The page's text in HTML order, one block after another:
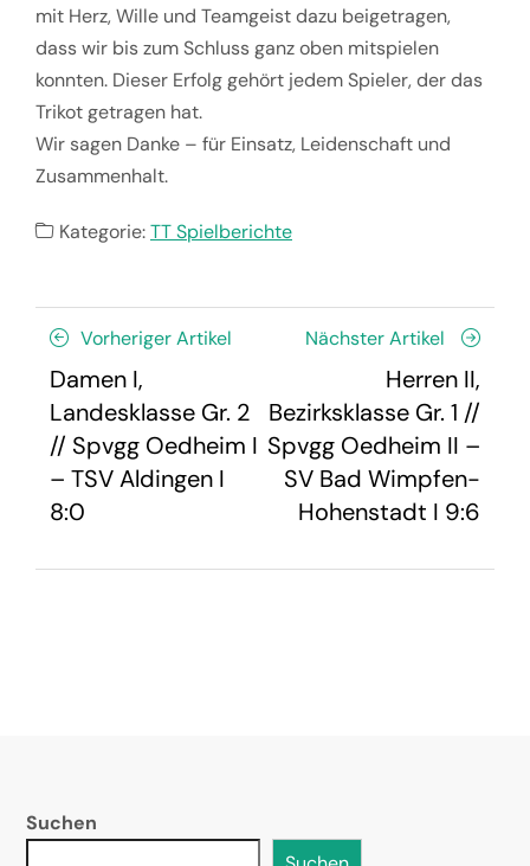
mit Herz, Wille und Teamgeist dazu beigetragen,
dass wir bis zum Schluss ganz oben mitspielen
konnten. Dieser Erfolg gehört jedem Spieler, der das
Trikot getragen hat.
Wir sagen Danke – für Einsatz, Leidenschaft und
Zusammenhalt.
Kategorie:TT Spielberichte
Vorheriger Artikel
Damen I,
Landesklasse Gr. 2
// Spvgg Oedheim I
– TSV Aldingen I
8:0
Nächster Artikel
Herren II,
Bezirksklasse Gr. 1 //
Spvgg Oedheim II –
SV Bad Wimpfen-
Hohenstadt I 9:6
Suchen